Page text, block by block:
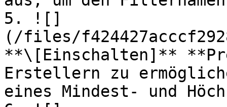
5. ![]
(/files/
**\[Einschalten]**
Erstellern zu
eines Mindest- und